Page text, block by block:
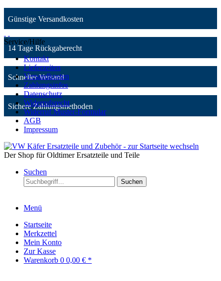
Günstige Versandkosten
14 Tage Rückgaberecht
Schneller Versand
Sichere Zahlungsmethoden
Service/Hilfe
Kontakt
Lieferzeiten
Versandkosten
Zahlungsinfos
Datenschutz
Widerrufsrecht
Widerruf Muster-Formular
AGB
Impressum
Der Shop für Oldtimer Ersatzteile und Teile
Suchen
Suchen
Menü
Startseite
Merkzettel
Mein Konto
Zur Kasse
Warenkorb 0 0,00 € *